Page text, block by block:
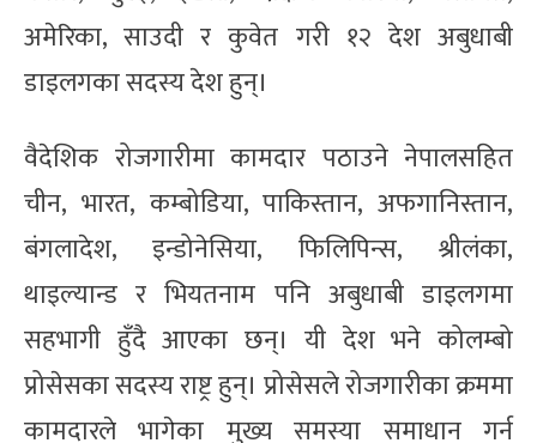
अमेरिका, साउदी र कुवेत गरी १२ देश अबुधाबी
डाइलगका सदस्य देश हुन्।
वैदेशिक रोजगारीमा कामदार पठाउने नेपालसहित
चीन, भारत, कम्बोडिया, पाकिस्तान, अफगानिस्तान,
बंगलादेश, इन्डोनेसिया, फिलिपिन्स, श्रीलंका,
थाइल्यान्ड र भियतनाम पनि अबुधाबी डाइलगमा
सहभागी हुँदै आएका छन्। यी देश भने कोलम्बो
प्रोसेसका सदस्य राष्ट्र हुन्। प्रोसेसले रोजगारीका क्रममा
कामदारले भागेका मुख्य समस्या समाधान गर्न